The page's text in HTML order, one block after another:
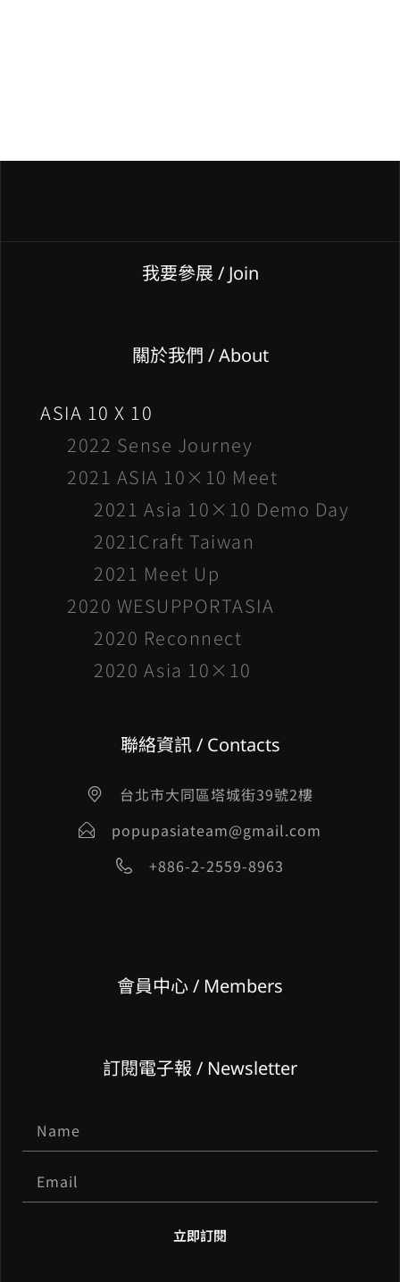
我要參展 / Join
關於我們 / About
ASIA 10 X 10
2022 Sense Journey
2021 ASIA 10×10 Meet
2021 Asia 10×10 Demo Day
2021Craft Taiwan
2021 Meet Up
2020 WESUPPORTASIA
2020 Reconnect
2020 Asia 10×10
聯絡資訊 / Contacts
台北市大同區塔城街39號2樓
popupasiateam@gmail.com
+886-2-2559-8963
會員中心 / Members
訂閱電子報 / Newsletter
立即訂閱